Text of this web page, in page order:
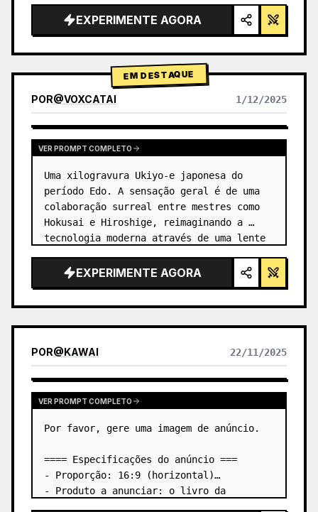
EXPERIMENTE AGORA
EM DESTAQUE
POR@VOXCATAI 1/12/2025
VER PROMPT COMPLETO
Uma xilogravura Ukiyo-e japonesa do
período Edo. A sensação geral é de uma
colaboração surreal entre mestres como
Hokusai e Hiroshige, reimaginando a
tecnologia moderna através de uma lente
EXPERIMENTE AGORA
POR@KAWAI 22/11/2025
VER PROMPT COMPLETO
Por favor, gere uma imagem de anúncio.
==== Especificações do anúncio ===
- Proporção: 16:9 (horizontal)
- Produto a anunciar: o livro da